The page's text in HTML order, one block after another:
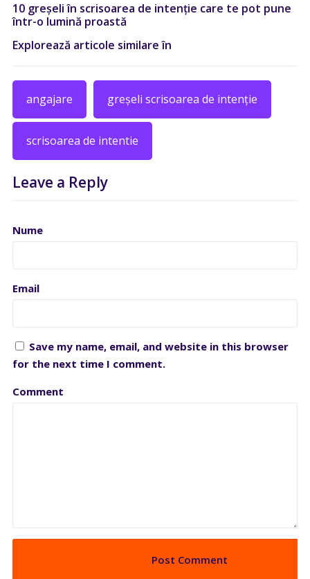
10 greșeli în scrisoarea de intenție care te pot pune
într-o lumină proastă
Explorează articole similare în
angajare greșeli scrisoarea de intenție
scrisoarea de intentie
Leave a Reply
Nume
Email
Save my name, email, and website in this browser
for the next time I comment.
Comment